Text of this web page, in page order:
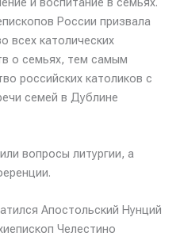
России призвала
всех католических
о семьях, тем самым
российских католиков с
семей в Дублине
вопросы литургии, а
Апостольский Нунций
Челестино